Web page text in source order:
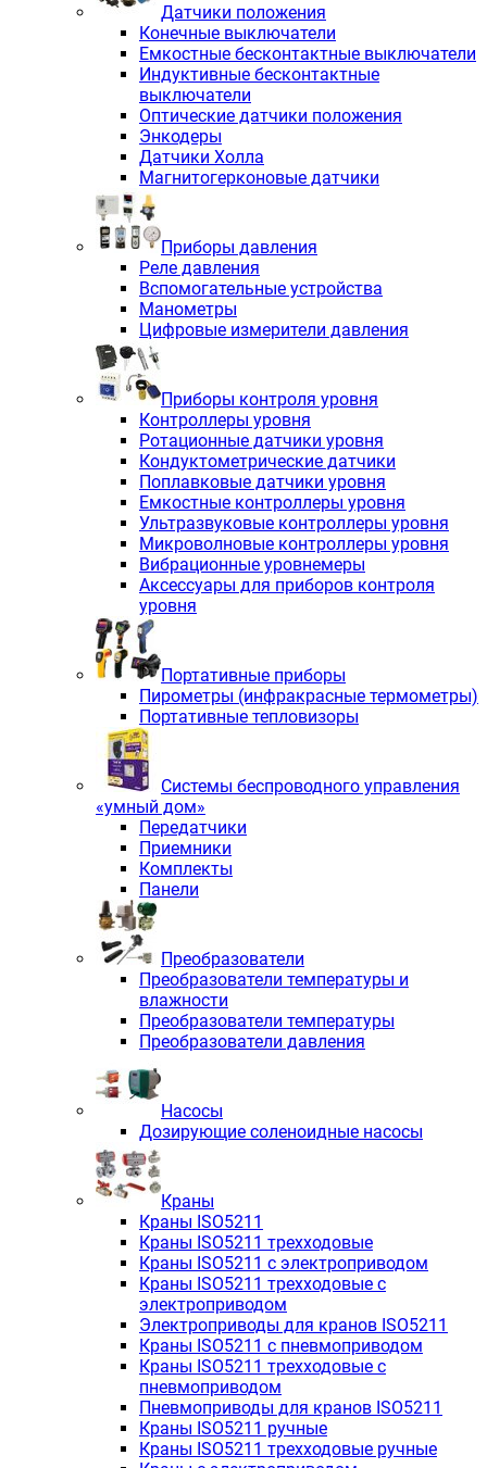
Датчики положения
Конечные выключатели
Емкостные бесконтактные выключатели
Индуктивные бесконтактные
выключатели
Оптические датчики положения
Энкодеры
Датчики Холла
Магнитогерконовые датчики
Приборы давления
Реле давления
Вспомогательные устройства
Манометры
Цифровые измерители давления
Приборы контроля уровня
Контроллеры уровня
Ротационные датчики уровня
Кондуктометрические датчики
Поплавковые датчики уровня
Емкостные контроллеры уровня
Ультразвуковые контроллеры уровня
Микроволновые контроллеры уровня
Вибрационные уровнемеры
Аксессуары для приборов контроля
уровня
Портативные приборы
Пирометры (инфракрасные термометры)
Портативные тепловизоры
Системы беспроводного управления
«умный дом»
Передатчики
Приемники
Комплекты
Панели
Преобразователи
Преобразователи температуры и
влажности
Преобразователи температуры
Преобразователи давления
Насосы
Дозирующие соленоидные насосы
Краны
Краны ISO5211
Краны ISO5211 трехходовые
Краны ISO5211 с электроприводом
Краны ISO5211 трехходовые с
электроприводом
Электроприводы для кранов ISO5211
Краны ISO5211 с пневмоприводом
Краны ISO5211 трехходовые с
пневмоприводом
Пневмоприводы для кранов ISO5211
Краны ISO5211 ручные
Краны ISO5211 трехходовые ручные